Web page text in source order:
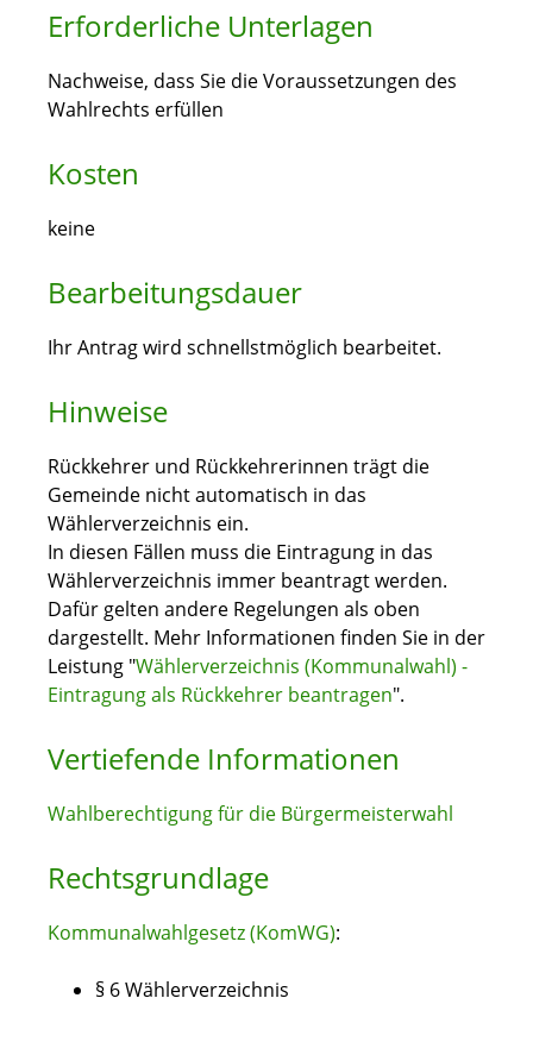
Erforderliche Unterlagen
Nachweise, dass Sie die Voraussetzungen des
Wahlrechts erfüllen
Kosten
keine
Bearbeitungsdauer
Ihr Antrag wird schnellstmöglich bearbeitet.
Hinweise
Rückkehrer und Rückkehrerinnen trägt die
Gemeinde nicht automatisch in das
Wählerverzeichnis ein.
In diesen Fällen muss die Eintragung in das
Wählerverzeichnis immer beantragt werden.
Dafür gelten andere Regelungen als oben
dargestellt. Mehr Informationen finden Sie in der
Leistung "Wählerverzeichnis (Kommunalwahl) -
Eintragung als Rückkehrer beantragen".
Vertiefende Informationen
Wahlberechtigung für die Bürgermeisterwahl
Rechtsgrundlage
Kommunalwahlgesetz (KomWG):
§ 6 Wählerverzeichnis